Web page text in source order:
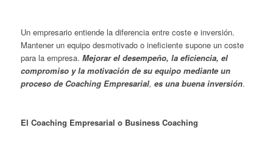
Un empresario entiende la diferencia entre coste e inversión.
Mantener un equipo desmotivado o ineficiente supone un coste
para la empresa. Mejorar el desempeño, la eficiencia, el
compromiso y la motivación de su equipo mediante un
proceso de Coaching Empresarial, es una buena inversión.
El Coaching Empresarial o Business Coaching